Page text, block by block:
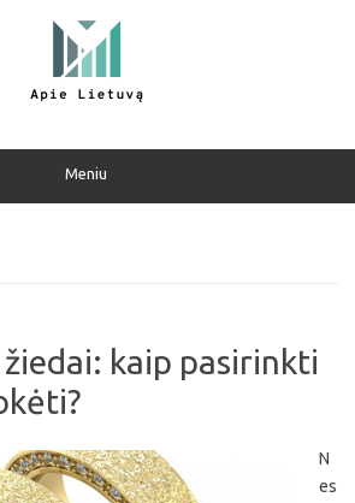
Meniu
kaip pasirinkti
N
es